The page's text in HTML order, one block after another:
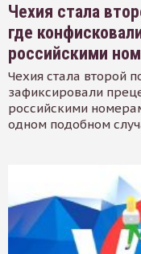
Чехия стала
где
российскими
Чехия стала второй
зафиксировали
российскими
одном подобном